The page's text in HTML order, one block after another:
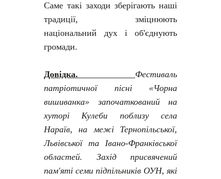
Саме такі заходи зберігають наші
традиції, зміцнюють
національний дух і об'єднують
громади.
Довідка. Фестиваль
патріотичної пісні «Чорна
вишиванка» започаткований на
хуторі Кулеби поблизу села
Нараїв, на межі Тернопільської,
Львівської та Івано-Франківської
областей. Захід присвячений
пам'яті семи підпільників ОУН, які